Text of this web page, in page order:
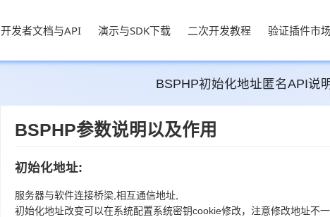
开发者文档与API 演示与SDK下载 二次开发教程 验证插件市场
BSPHP初始化地址匿名API说
BSPHP参数说明以及作用
初始化地址:
服务器与软件连接桥梁,相互通信地址,
初始化地址改变可以在系统配置系统密钥cookie修改，注意修改地址不